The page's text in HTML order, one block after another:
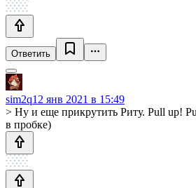
Ответить
sim2q12 янв 2021 в 15:49
> Ну и еще прикрутить Риту. Pull up!
в пробке)